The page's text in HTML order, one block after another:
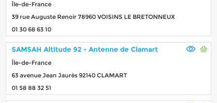
Île-de-France
39 rue Auguste Renoir 78960 VOISINS LE BRETONNEUX
01 30 68 63 10
SAMSAH Altitude 92 - Antenne de Clamart
Île-de-France
63 avenue Jean Jaurès 92140 CLAMART
01 58 88 32 51